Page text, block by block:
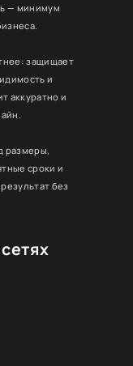
— минимум
защищает
и
аккуратно и
размеры,
сроки и
без